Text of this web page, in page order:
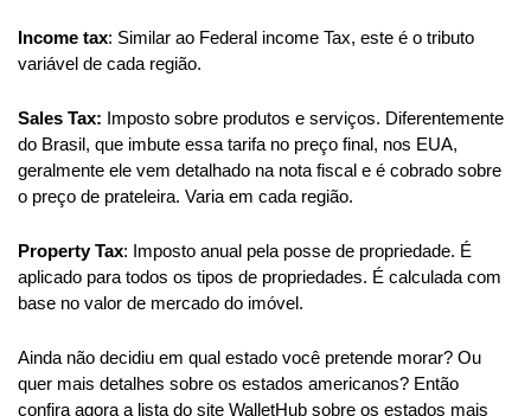
Income tax: Similar ao Federal income Tax, este é o tributo
variável de cada região.
Sales Tax:
Imposto sobre produtos e serviços. Diferentemente
do Brasil, que imbute essa tarifa no preço final, nos EUA,
geralmente ele vem detalhado na nota fiscal e é cobrado sobre
o preço de prateleira. Varia em cada região.
Property Tax: Imposto anual pela posse de propriedade. É
aplicado para todos os tipos de propriedades. É calculada com
base no valor de mercado do imóvel.
Ainda não decidiu em qual estado você pretende morar? Ou
quer mais detalhes sobre os estados americanos? Então
confira agora a lista do site WalletHub sobre os estados mais
We use cookies
This website uses cookies in order to enhance the overall